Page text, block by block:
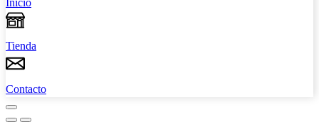
Tienda
Contacto